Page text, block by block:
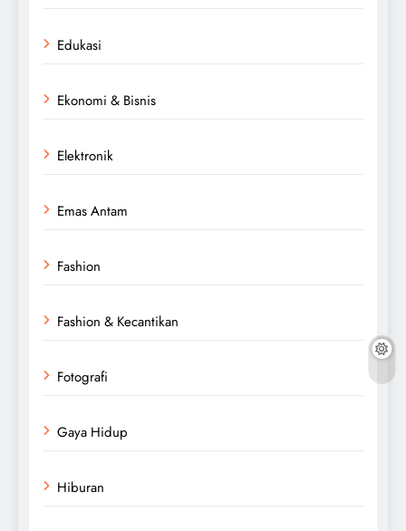
Edukasi
Ekonomi & Bisnis
Elektronik
Emas Antam
Fashion
Fashion & Kecantikan
Fotografi
Gaya Hidup
Hiburan